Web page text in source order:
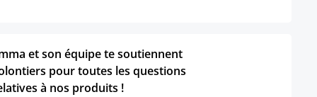
et son équipe te soutiennent
pour toutes les questions
à nos produits !